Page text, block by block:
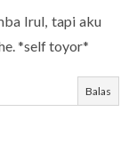
Irul, tapi aku
*self toyor*
Balas